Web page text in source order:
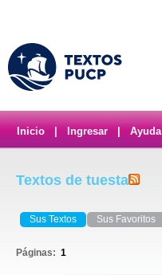
Inicio Ingresar Ayuda
Textos de tuesta
Sus Textos Sus Favoritos
Páginas: 1